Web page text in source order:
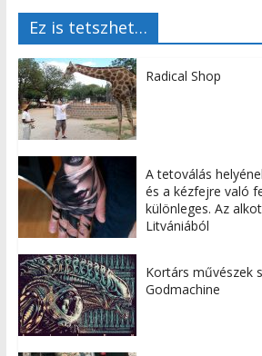
Ez is tetszhet…
Radical Shop
A tetoválás
és a kézfejre való
különleges. Az
Litvániából
Kortárs művészek
Godmachine